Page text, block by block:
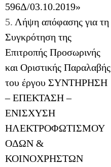
596Δ/03.10.2019»
5. Λήψη απόφασης για τη
Συγκρότηση της
Επιτροπής Προσωρινής
και Οριστικής Παραλαβής
του έργου ΣΥΝΤΗΡΗΣΗ
– ΕΠΕΚΤΑΣΗ –
ΕΝΙΣΧΥΣΗ
ΗΛΕΚΤΡΟΦΩΤΙΣΜΟΥ
ΟΔΩΝ &
ΚΟΙΝΟΧΡΗΣΤΩΝ